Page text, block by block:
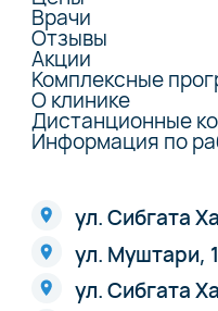
Врачи
Отзывы
Акции
Комплексные
О клинике
Дистанционные
Информация по
ул. Сибгата
ул. Муштари,
ул. Сибгата